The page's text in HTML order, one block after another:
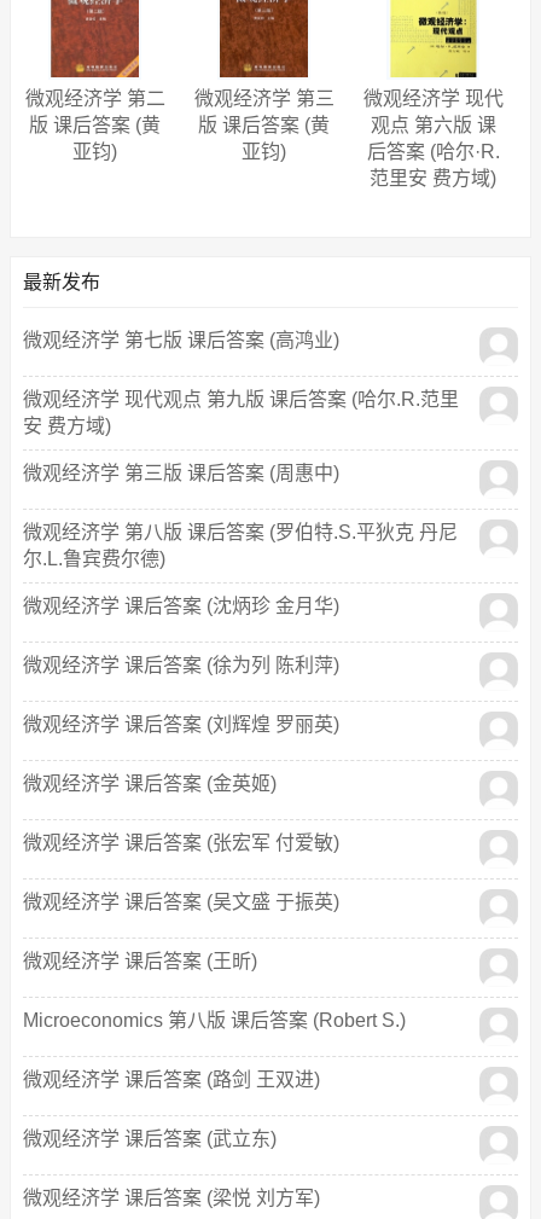
微观经济学 第二
版 课后答案 (黄
亚钧)
微观经济学 第三
版 课后答案 (黄
亚钧)
微观经济学 现代
观点 第六版 课
后答案 (哈尔·R.
范里安 费方域)
最新发布
微观经济学 第七版 课后答案 (高鸿业)
微观经济学 现代观点 第九版 课后答案 (哈尔.R.范里
安 费方域)
微观经济学 第三版 课后答案 (周惠中)
微观经济学 第八版 课后答案 (罗伯特.S.平狄克 丹尼
尔.L.鲁宾费尔德)
微观经济学 课后答案 (沈炳珍 金月华)
微观经济学 课后答案 (徐为列 陈利萍)
微观经济学 课后答案 (刘辉煌 罗丽英)
微观经济学 课后答案 (金英姬)
微观经济学 课后答案 (张宏军 付爱敏)
微观经济学 课后答案 (吴文盛 于振英)
微观经济学 课后答案 (王昕)
Microeconomics 第八版 课后答案 (Robert S.)
微观经济学 课后答案 (路剑 王双进)
微观经济学 课后答案 (武立东)
微观经济学 课后答案 (梁悦 刘方军)